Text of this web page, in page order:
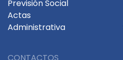
Previsión Social
Actas
Administrativa